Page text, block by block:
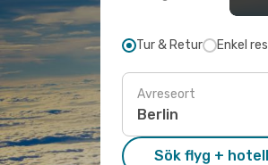
Tur & Retur Enkel
Avreseort
Sök flyg + hotell